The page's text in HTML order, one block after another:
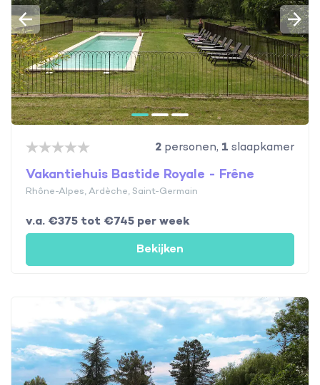
2 personen, 1 slaapkamer
Vakantiehuis Bastide Royale - Frêne
Rhône-Alpes, Ardèche, Saint-Germain
v.a. €375 tot €745 per week
Bekijken